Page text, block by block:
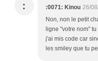
: :0071: Kinou 26/
Non, non le petit
ligne "votre nom"
j'ai mis code car
les smiley que tu